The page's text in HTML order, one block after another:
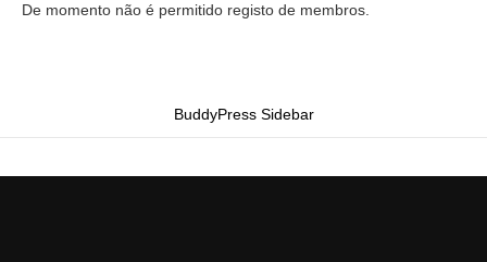
De momento não é permitido registo de membros.
BuddyPress Sidebar